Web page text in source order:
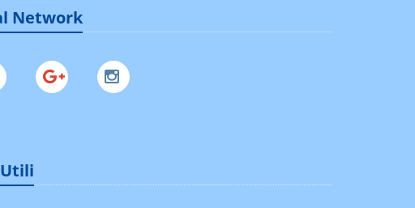
Network